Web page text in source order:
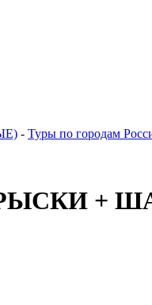
- Туры по городам
+